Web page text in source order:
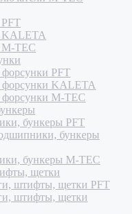
KALETA
TEC
PFT
KALETA
M-TEC
бункеры PFT
бункеры
бункеры M-TEC
щетки
штифты, щетки PFT
штифты, щетки